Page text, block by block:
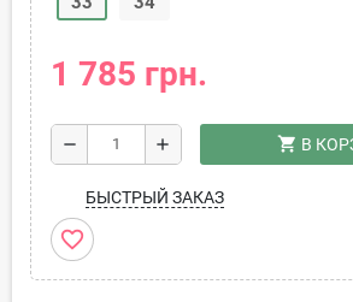
1 785 грн.
remove add shopping_cart В
БЫСТРЫЙ ЗАКАЗ
favorite_border